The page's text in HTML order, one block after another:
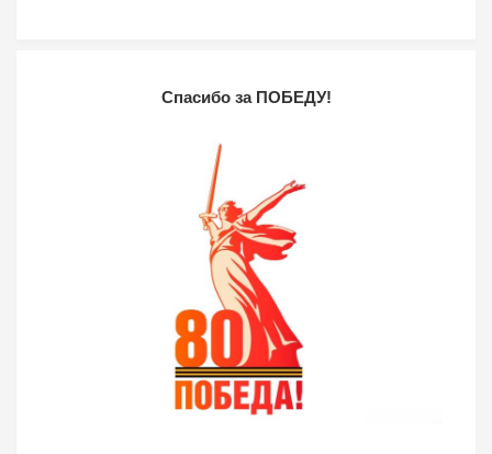
Спасибо за ПОБЕДУ!